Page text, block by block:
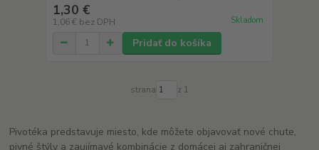
1,30 €
1,06 € bez DPH Skladom
Pridať do košíka
strana z 1
Pivotéka predstavuje miesto, kde môžete objavovať nové chute,
pivné štýly a zaujímavé kombinácie z domácej aj zahraničnej